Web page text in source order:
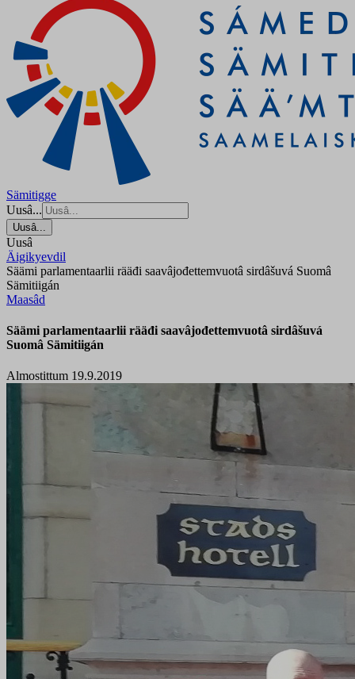
Sämitigge
Uusâ...
Uusâ...
Uusâ
Äigikyevdil
Säämi parlamentaarlii rääđi saavâjođettemvuotâ sirdâšuvá Suomâ
Sämitiigán
Maasâd
Säämi parlamentaarlii rääđi saavâjođettemvuotâ sirdâšuvá
Suomâ Sämitiigán
Almostittum 19.9.2019